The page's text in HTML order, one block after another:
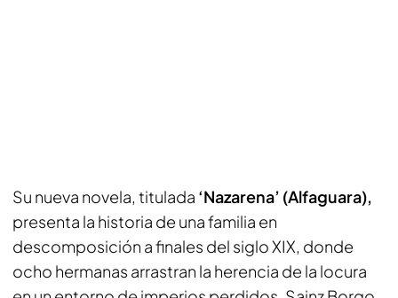
Su nueva novela, titulada ‘Nazarena’ (Alfaguara),
presenta la historia de una familia en
descomposición a finales del siglo XIX, donde
ocho hermanas arrastran la herencia de la locura